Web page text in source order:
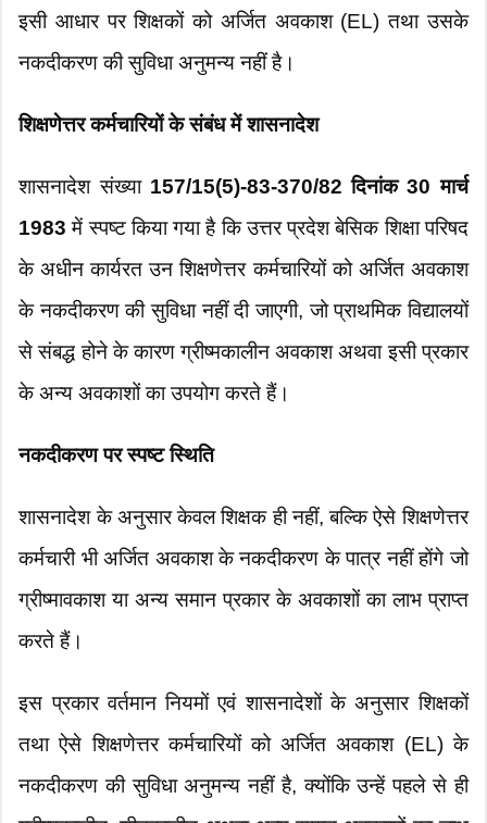
इसी आधार पर शिक्षकों को अर्जित अवकाश (EL) तथा उसके
नकदीकरण की सुविधा अनुमन्य नहीं है।
शिक्षणेत्तर कर्मचारियों के संबंध में शासनादेश
शासनादेश संख्या 157/15(5)-83-370/82 दिनांक 30 मार्च
1983 में स्पष्ट किया गया है कि उत्तर प्रदेश बेसिक शिक्षा परिषद
के अधीन कार्यरत उन शिक्षणेत्तर कर्मचारियों को अर्जित अवकाश
के नकदीकरण की सुविधा नहीं दी जाएगी, जो प्राथमिक विद्यालयों
से संबद्ध होने के कारण ग्रीष्मकालीन अवकाश अथवा इसी प्रकार
के अन्य अवकाशों का उपयोग करते हैं।
नकदीकरण पर स्पष्ट स्थिति
शासनादेश के अनुसार केवल शिक्षक ही नहीं, बल्कि ऐसे शिक्षणेत्तर
कर्मचारी भी अर्जित अवकाश के नकदीकरण के पात्र नहीं होंगे जो
ग्रीष्मावकाश या अन्य समान प्रकार के अवकाशों का लाभ प्राप्त
करते हैं।
इस प्रकार वर्तमान नियमों एवं शासनादेशों के अनुसार शिक्षकों
तथा ऐसे शिक्षणेत्तर कर्मचारियों को अर्जित अवकाश (EL) के
नकदीकरण की सुविधा अनुमन्य नहीं है, क्योंकि उन्हें पहले से ही